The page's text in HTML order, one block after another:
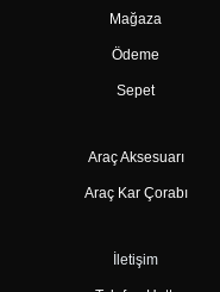
Mağaza
Ödeme
Sepet
Araç Aksesuarı
Araç Kar Çorabı
İletişim